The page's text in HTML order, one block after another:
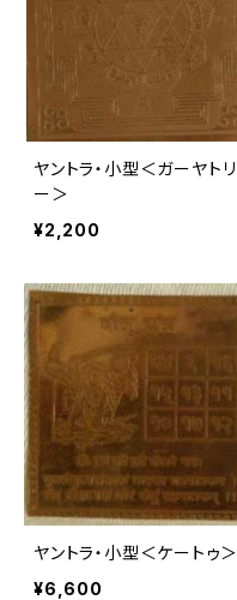
ヤントラ・小型＜ガーヤトリ
ー＞
¥2,200
ヤントラ・小型＜ケートゥ＞
¥6,600